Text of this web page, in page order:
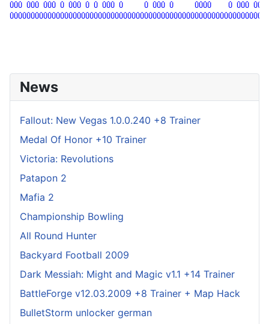
ÛÛÛ ÛÛÛ ÛÛÛ Û ÛÛÛ Û Û ÛÛÛ Û     Û ÛÛÛ Û     ÛÛÛÛ    Û ÛÛÛ
News
Fallout: New Vegas 1.0.0.240 +8 Trainer
Medal Of Honor +10 Trainer
Victoria: Revolutions
Patapon 2
Mafia 2
Championship Bowling
All Round Hunter
Backyard Football 2009
Dark Messiah: Might and Magic v1.1 +14 Trainer
BattleForge v12.03.2009 +8 Trainer + Map Hack
BulletStorm unlocker german